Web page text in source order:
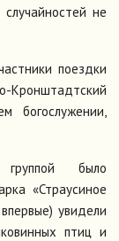
не
поездки
богослужении,
было
«Страусиное
увидели
птиц и